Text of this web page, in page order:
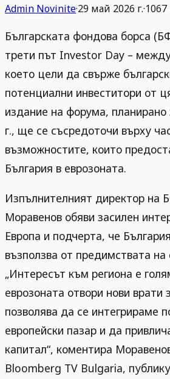
Admin Novinite·29 май 2026 г.·1067
Българската фондова борса
трети път Investor Day –
което цели да свърже
потенциални инвеститори от
издание на форума, планирано
г., ще се съсредоточи върху
възможностите, които
България в еврозоната.
Изпълнителният директор
Моравенов обяви засилен
Европа и подчерта, че
възползва от предимствата на
„Интересът към региона е
еврозоната отвори нови врати
позволява да се интегрираме
европейски пазар и да
капитал“, коментира
Bloomberg TV Bulgaria,